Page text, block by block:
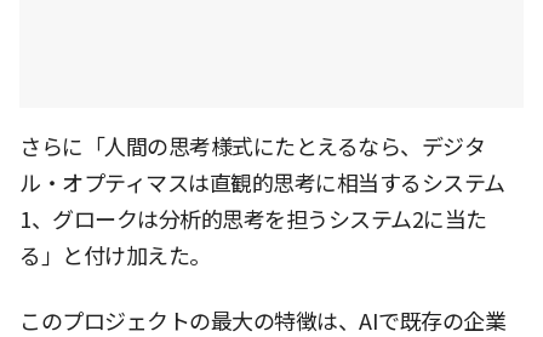
さらに「人間の思考様式にたとえるなら、デジタ
ル・オプティマスは直観的思考に相当するシステム
1、グロークは分析的思考を担うシステム2に当た
る」と付け加えた。
このプロジェクトの最大の特徴は、AIで既存の企業